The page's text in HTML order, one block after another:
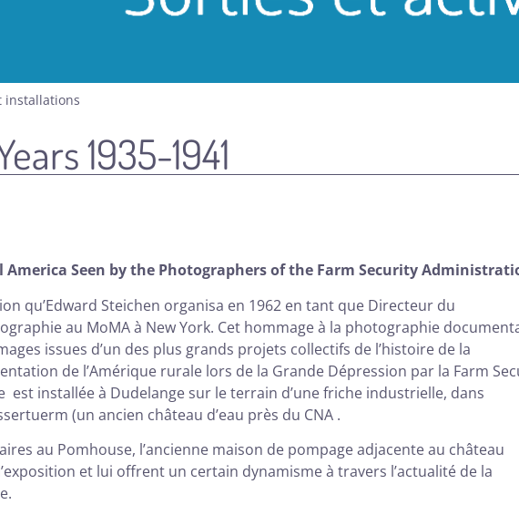
installations
1935-1941
America Seen by the Photographers of the Farm Security
qu’Edward Steichen organisa en 1962 en tant que Directeur du
au MoMA à New York. Cet hommage à la photographie
issues d’un des plus grands projets collectifs de l’histoire de la
de l’Amérique rurale lors de la Grande Dépression par la Farm
est installée à Dudelange sur le terrain d’une friche industrielle, dans
(un ancien château d’eau près du CNA .
au Pomhouse, l’ancienne maison de pompage adjacente au château
et lui offrent un certain dynamisme à travers l’actualité de la